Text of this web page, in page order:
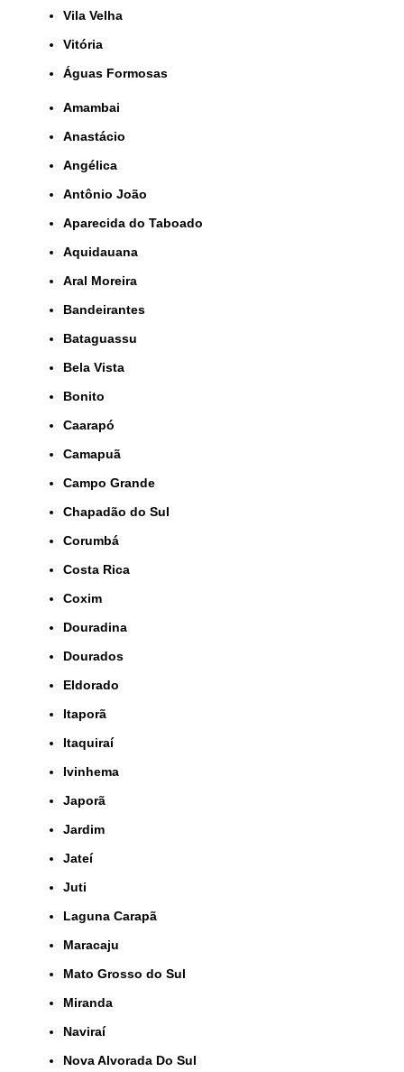
Vila Velha
Vitória
Águas Formosas
Amambai
Anastácio
Angélica
Antônio João
Aparecida do Taboado
Aquidauana
Aral Moreira
Bandeirantes
Bataguassu
Bela Vista
Bonito
Caarapó
Camapuã
Campo Grande
Chapadão do Sul
Corumbá
Costa Rica
Coxim
Douradina
Dourados
Eldorado
Itaporã
Itaquiraí
Ivinhema
Japorã
Jardim
Jateí
Juti
Laguna Carapã
Maracaju
Mato Grosso do Sul
Miranda
Naviraí
Nova Alvorada Do Sul